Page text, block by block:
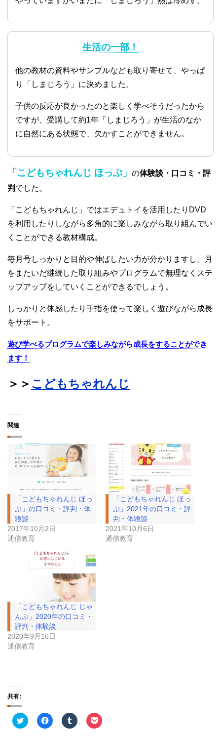
生活の一部！
他の教材の資料やサンプルなども取り寄せて、やっぱ
り「しまじろう」に決めました。
子供の反応が良かったのと楽しく学べそうだったから
ですが、受講して約1年「しまじろう」が生活のなか
に自然にある状態で、欠かすことができません。
「こどもちゃれんじ ほっぷ」 の体験談・口コミ・評
判 でした。
「こどもちゃれんじ」ではエデュトイを活用したりDVD
を利用したりしながら多角的に楽しみながら取り組んでい
くことができる教材構成。
毎月号しっかりと目的や伸ばしたい力が分かりますし、月
をまたいだ継続した取り組みやプログラムで無理なくステ
ップアップをしていくことができるでしょう。
しっかりと体感したり手指を使って楽しく遊びながら成長
をサポート。
遊び学べるプログラムで楽しみながら成長をすることができ
ます！
＞＞ こどもちゃれんじ
関連
「こどもちゃれんじ ほっ
ぷ」の口コミ・評判・体
験談
2017年10月2日
通信教育
「こどもちゃれんじ ほっ
ぷ」2021年の口コミ・評
判・体験談
2021年10月6日
通信教育
「こどもちゃれんじ じゃ
んぷ」2020年の口コミ・
評判・体験談
2020年9月16日
通信教育
共有:
ク
リ
F
a
ク
リ
ク
リ